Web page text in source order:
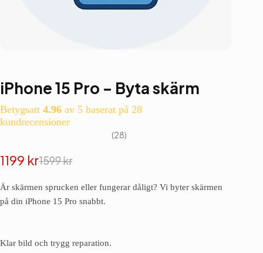
iPhone 15 Pro – Byta skärm
Betygsatt 4.96 av 5 baserat på 28
kundrecensioner
28
1599kr
Det
ursprungliga
priset
1199 krDet
nuvarande
priset
Är skärmen sprucken eller fungerar dåligt? Vi byter skärmen
på din iPhone 15 Pro snabbt.
Klar bild och trygg reparation.